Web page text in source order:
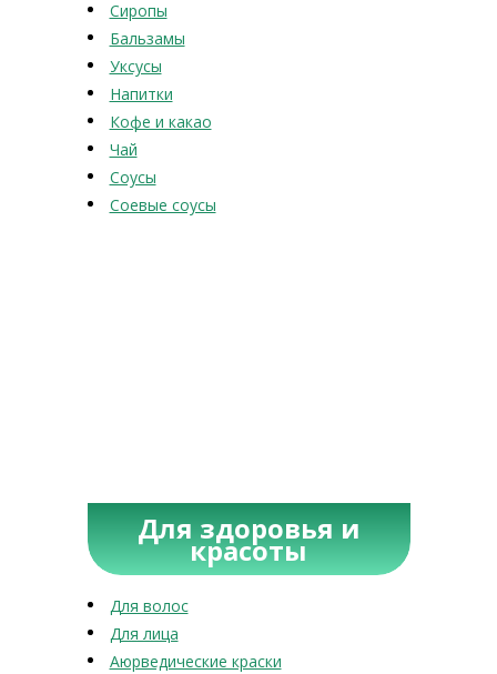
Сиропы
Бальзамы
Уксусы
Напитки
Кофе и какао
Чай
Соусы
Соевые соусы
Для здоровья и
красоты
Для волос
Для лица
Аюрведические краски